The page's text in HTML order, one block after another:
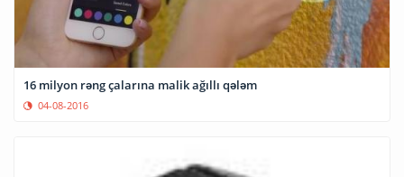
16 milyon rəng çalarına malik ağıllı qələm
04-08-2016